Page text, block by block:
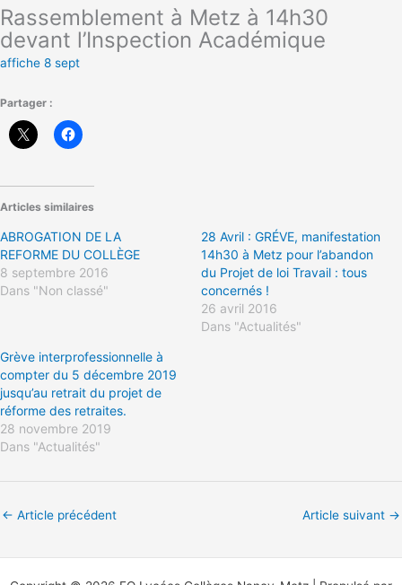
Rassemblement à Metz à 14h30
devant l’Inspection Académique
affiche 8 sept
Partager :
Articles similaires
ABROGATION DE LA
REFORME DU COLLÈGE
8 septembre 2016
Dans "Non classé"
28 Avril : GRÉVE, manifestation
14h30 à Metz pour l’abandon
du Projet de loi Travail : tous
concernés !
26 avril 2016
Dans "Actualités"
Grève interprofessionnelle à
compter du 5 décembre 2019
jusqu’au retrait du projet de
réforme des retraites.
28 novembre 2019
Dans "Actualités"
← Article précédent Article suivant →